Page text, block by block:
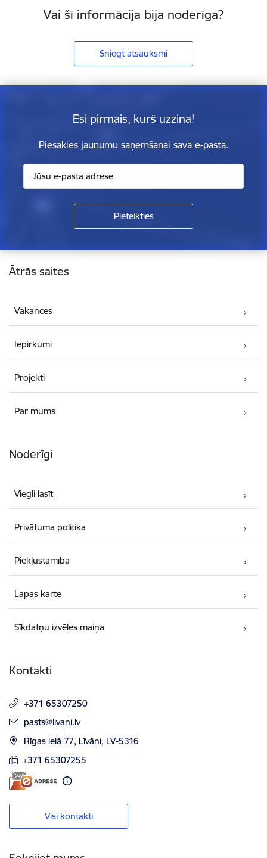
Vai šī informācija bija noderīga?
Sniegt atsauksmi
Esi pirmais, kurš uzzina!
Piesakies jaunumu saņemšanai savā e-pastā.
Kājene
Ātrās saites
Vakances
Iepirkumi
Projekti
Par mums
Noderīgi
Viegli lasīt
Privātuma politika
Piekļūstamība
Lapas karte
Sīkdatņu izvēles maiņa
Kontakti
+371 65307250
E-pasts:
pasts@livani.lv
Rīgas ielā 77, Līvāni, LV-5316
+371 65307255
Visi kontakti